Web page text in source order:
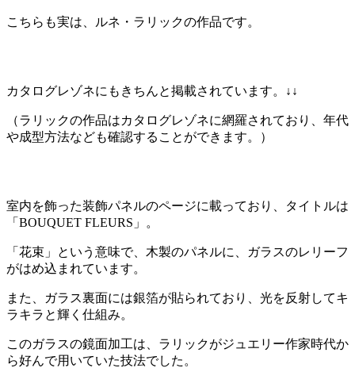
こちらも実は、ルネ・ラリックの作品です。
カタログレゾネにもきちんと掲載されています。↓↓
（ラリックの作品はカタログレゾネに網羅されており、年代
や成型方法なども確認することができます。）
室内を飾った装飾パネルのページに載っており、タイトルは
「BOUQUET FLEURS」。
「花束」という意味で、木製のパネルに、ガラスのレリーフ
がはめ込まれています。
また、ガラス裏面には銀箔が貼られており、光を反射してキ
ラキラと輝く仕組み。
このガラスの鏡面加工は、ラリックがジュエリー作家時代か
ら好んで用いていた技法でした。